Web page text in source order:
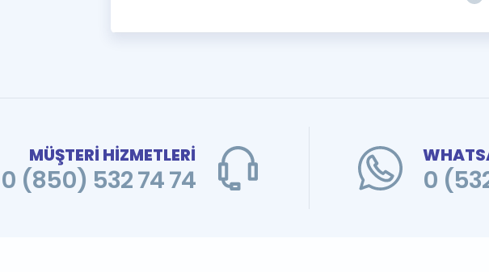
MÜŞTERİ HİZMETLERİ
0 (850) 532 74 74 0